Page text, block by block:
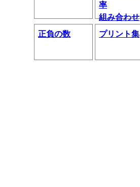
率
組み合わせ
正負の数
プリント集